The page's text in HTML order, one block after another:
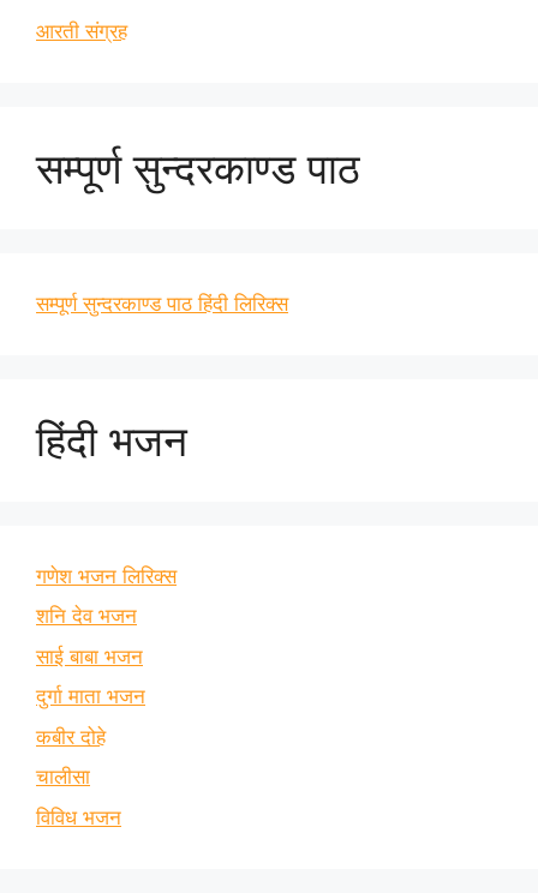
आरती संग्रह
सम्पूर्ण सुन्दरकाण्ड पाठ
सम्पूर्ण सुन्दरकाण्ड पाठ हिंदी लिरिक्स
हिंदी भजन
गणेश भजन लिरिक्स
शनि देव भजन
साई बाबा भजन
दुर्गा माता भजन
कबीर दोहे
चालीसा
विविध भजन